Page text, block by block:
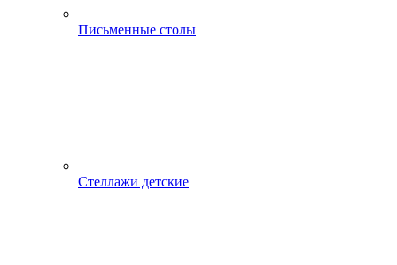
Письменные столы
Стеллажи детские